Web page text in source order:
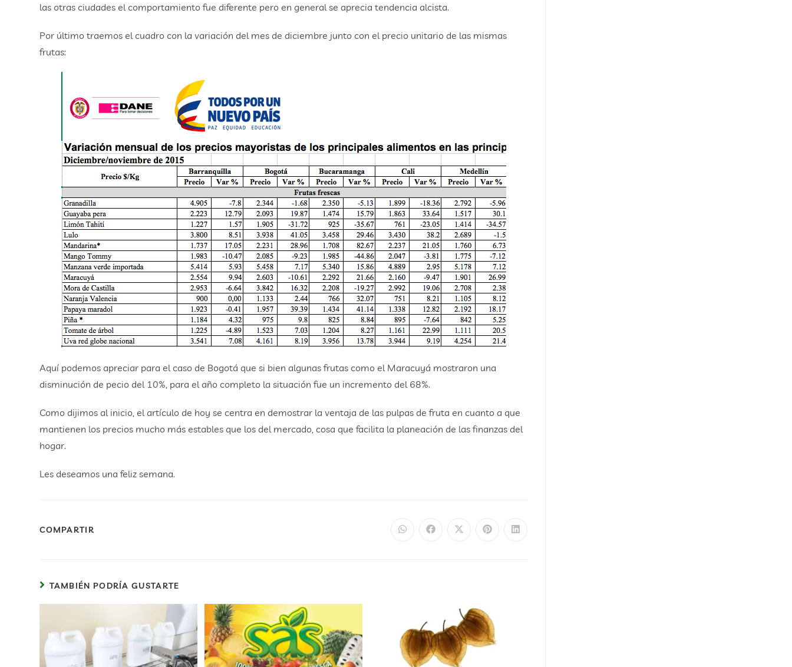
las otras ciudades el comportamiento fue diferente pero en general se aprecia tendencia alcista.
Por último traemos el cuadro con la variación del mes de diciembre junto con el precio unitario de las mismas
frutas:
Aquí podemos apreciar para el caso de Bogotá que si bien algunas frutas como el Maracuyá mostraron una
disminución de pecio del 10%, para el año completo la situación fue un incremento del 68%.
Como dijimos al inicio, el artículo de hoy se centra en demostrar la ventaja de las pulpas de fruta en cuanto a que
mantienen los precios mucho más estables que los del mercado, cosa que facilita la planeación de las finanzas del
hogar.
Les deseamos una feliz semana.
COMPARTIR
TAMBIÉN PODRÍA GUSTARTE